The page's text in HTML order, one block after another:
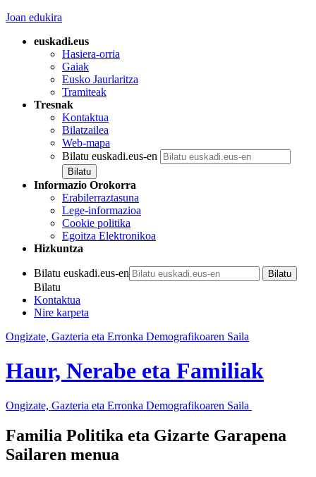
Joan edukira
euskadi.eus
Hasiera-orria
Gaiak
Eusko Jaurlaritza
Tramiteak
Tresnak
Kontaktua
Bilatzailea
Web-mapa
Bilatu euskadi.eus-en
Informazio Orokorra
Erabilerraztasuna
Lege-informazioa
Cookie politika
Egoitza Elektronikoa
Hizkuntza
Bilatu euskadi.eus-en
Bilatu
Kontaktua
Nire karpeta
Ongizate, Gazteria eta Erronka Demografikoaren Saila
Haur, Nerabe eta Familiak
Ongizate, Gazteria eta Erronka Demografikoaren Saila
Familia Politika eta Gizarte Garapena
Sailaren menua